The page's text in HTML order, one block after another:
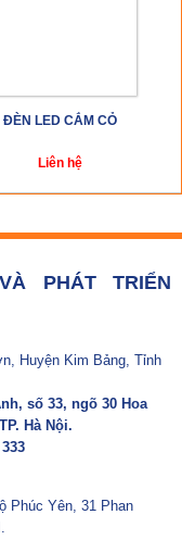
ĐÈN LED CẮM CỎ
Liên hệ
PHÁT TRIỂN
Huyện Kim Bảng, Tỉnh
số 33, ngõ 30 Hoa
Hà Nội.
Phúc Yên, 31 Phan